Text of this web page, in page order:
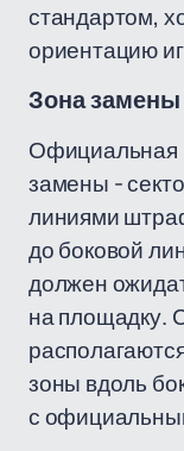
стандартом,
ориентацию
Зона замены
Официальная
замены -
линиями
до боковой
должен
на площадку.
зоны вдоль
с